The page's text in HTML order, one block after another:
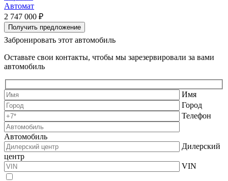
Автомат
2 747 000 ₽
Получить предложение
Забронировать этот автомобиль
Оставьте свои контакты, чтобы мы зарезервировали за вами
автомобиль
Имя
Город
Телефон
Автомобиль
Дилерский
центр
VIN